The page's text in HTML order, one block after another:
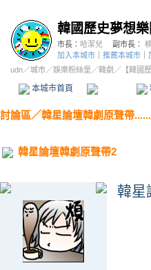
韓國歷史夢想樂
市長： 哈潔兒 副市長：
加入本城市
推薦本城市
udn／城市／娛樂粉絲堡 ／韓劇 ／ 【韓國
本城市首頁
討論區／韓星論壇韓劇原聲帶
韓星論壇韓劇原聲帶2
韓星